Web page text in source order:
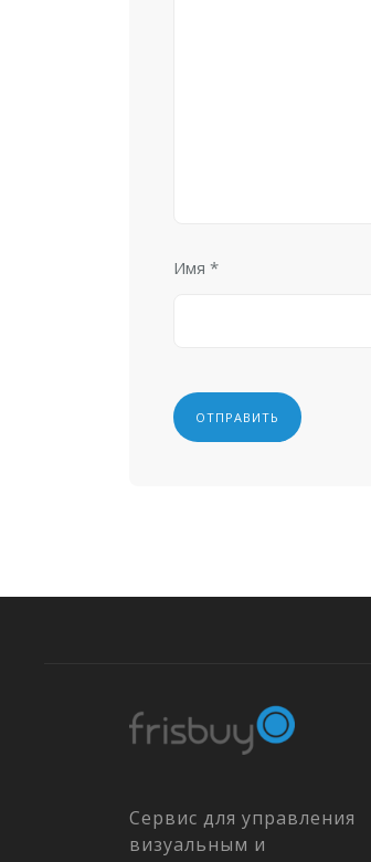
Имя *
Сервис для управления
визуальным и